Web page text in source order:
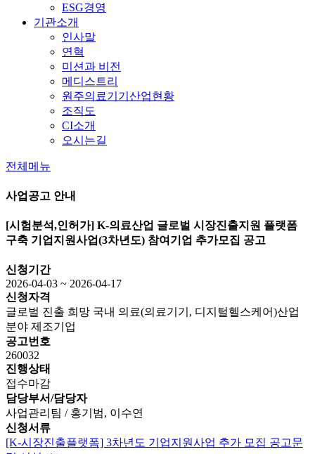
ESG경영
기관소개
인사말
연혁
미션과 비전
메디스트리
원주의료기기산업현황
조직도
CI소개
오시는길
전체메뉴
사업공고 안내
[시험분석,인허가] K-의료산업 글로벌 시장진출지원 플랫폼
구축 기업지원사업(3차년도) 참여기업 추가모집 공고
신청기간
2026-04-03 ~ 2026-04-17
신청자격
글로벌 진출 희망 국내 의료(의료기기, 디지털헬스케어)산업
분야 제조기업
공고번호
260032
진행상태
접수마감
담당부서/담당자
사업관리팀 / 홍기범, 이수연
신청서류
[K-시장진출플랫폼] 3차년도 기업지원사업 추가 모집 공고문